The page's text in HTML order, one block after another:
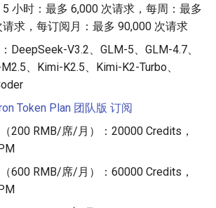
5 小时：最多 6,000 次请求，每周：最多
请求，每订阅月：最多 90,000 次请求
DeepSeek-V3.2、GLM-5、GLM-4.7、
、Kimi-K2.5、Kimi-K2-Turbo、
Token Plan 团队版 订阅
200 RMB/席/月）：20000 Credits，
600 RMB/席/月）：60000 Credits，